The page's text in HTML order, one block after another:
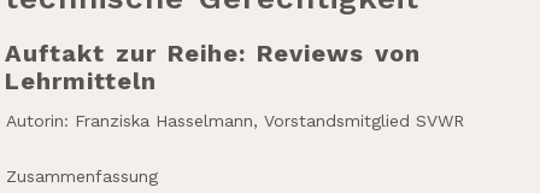
Auftakt zur Reihe: Reviews von
Lehrmitteln
Autorin: Franziska Hasselmann, Vorstandsmitglied SVWR
Zusammenfassung